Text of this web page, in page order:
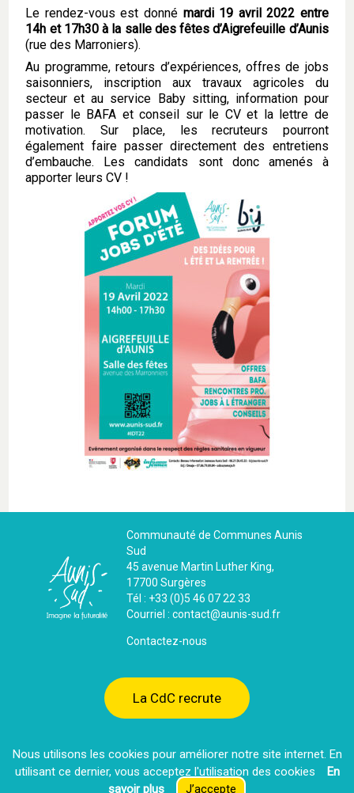
Le rendez-vous est donné mardi 19 avril 2022 entre
14h et 17h30 à la salle des fêtes d’Aigrefeuille d’Aunis
(rue des Marroniers).
Au programme, retours d’expériences, offres de jobs
saisonniers, inscription aux travaux agricoles du
secteur et au service Baby sitting, information pour
passer le BAFA et conseil sur le CV et la lettre de
motivation. Sur place, les recruteurs pourront
également faire passer directement des entretiens
d’embauche. Les candidats sont donc amenés à
apporter leurs CV !
Communauté de Communes Aunis
Sud
45 avenue Martin Luther King,
17700 Surgères
Tél : +33 (0)5 46 07 22 33
Courriel : contact@aunis-sud.fr
Contactez-nous
La CdC recrute
Espace presse
Nous utilisons les cookies pour améliorer notre site internet. En
utilisant ce dernier, vous acceptez l′utilisation des cookies
En
savoir plus
J’accepte